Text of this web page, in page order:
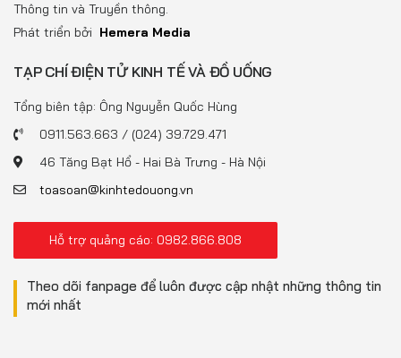
Pháp luật
Multimedia
Thông tin và Truyền thông.
Phát triển bởi Hemera Media
TẠP CHÍ ĐIỆN TỬ KINH TẾ VÀ ĐỒ UỐNG
Tổng biên tập: Ông Nguyễn Quốc Hùng
0911.563.663 / (024) 39.729.471
46 Tăng Bạt Hổ - Hai Bà Trưng - Hà Nội
toasoan@kinhtedouong.vn
Hỗ trợ quảng cáo: 0982.866.808
Theo dõi fanpage để luôn được cập nhật những thông tin
mới nhất